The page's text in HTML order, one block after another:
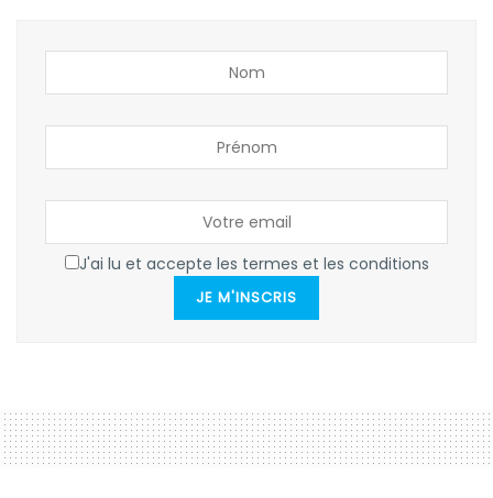
J'ai lu et accepte les termes et les conditions
JE M'INSCRIS